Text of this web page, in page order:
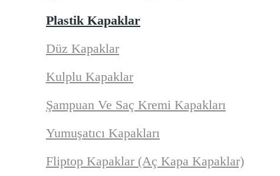
Plastik Kapaklar
Düz Kapaklar
Kulplu Kapaklar
Şampuan Ve Saç Kremi Kapakları
Yumuşatıcı Kapakları
Fliptop Kapaklar (Aç Kapa Kapaklar)